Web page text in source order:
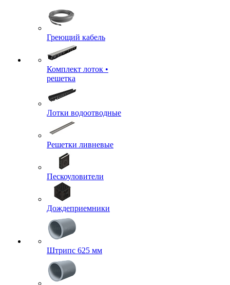
Греющий кабель
Комплект лоток •
решетка
Лотки водоотводные
Решетки ливневые
Пескоуловители
Дождеприемники
Штрипс 625 мм